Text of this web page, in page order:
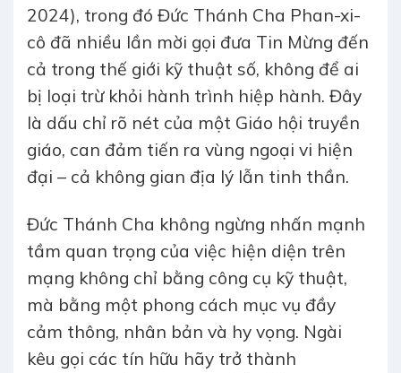
2024), trong đó Đức Thánh Cha Phan-xi-
cô đã nhiều lần mời gọi đưa Tin Mừng đến
cả trong thế giới kỹ thuật số, không để ai
bị loại trừ khỏi hành trình hiệp hành. Đây
là dấu chỉ rõ nét của một Giáo hội truyền
giáo, can đảm tiến ra vùng ngoại vi hiện
đại – cả không gian địa lý lẫn tinh thần.
Đức Thánh Cha không ngừng nhấn mạnh
tầm quan trọng của việc hiện diện trên
mạng không chỉ bằng công cụ kỹ thuật,
mà bằng một phong cách mục vụ đầy
cảm thông, nhân bản và hy vọng. Ngài
kêu gọi các tín hữu hãy trở thành